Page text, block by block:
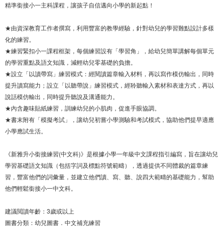
精準銜接小一主科課程，讓孩子自信邁向小學的新起點！
★由資深教育工作者撰寫，利用豐富的教學經驗，針對幼兒的學習難點設計多樣
化的練習。
★練習緊扣小一課程框架，每個練習設有「學習角」，給幼兒簡單講解每個單元
的學習重點及語文知識，減輕幼兒零基礎的負擔。
★設立「以讀帶寫」練習模式：經閱讀篇章輸入材料，再以寫作模仿輸出，同時
提升讀寫能力；設立「以聽帶說」練習模式，經聆聽輸入素材和表達方式，再以
說話模仿輸出，同時提升聽說及溝通能力。
★內含趣味貼紙練習，訓練幼兒的小肌肉，促進手眼協調。
★書末附有「模擬考試」，讓幼兒初嘗小學測驗和考試模式，協助他們提早適應
小學應試生活。
《新雅升小銜接練習(中文科)》是根據小學一年級中文課程指引編寫，旨在讓幼兒
學習基礎語文知識（包括字詞及標點符號範疇），透過提供不同體裁的篇章練
習，豐富他們的詞彙量，並建立他們讀、寫、聽、說四大範疇的基礎能力，幫助
他們輕鬆銜接小一中文科。
建議閲讀年齡：3歲或以上
圖書分類：幼兒圖書．中文補充練習